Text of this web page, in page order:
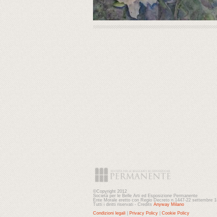
©Copyright 2012
Società per le Belle Arti ed Esposizione Permanente
Ente Morale eretto con Regio Decreto n.1447-22 settembre
Tutti i diritti riservati - Credits Anyway Milano
Condizioni legali
Privacy Policy Cookie Policy